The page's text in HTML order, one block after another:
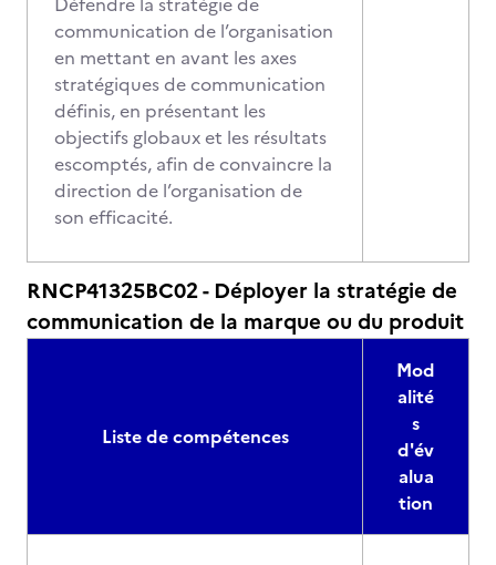
communication de l’organisation
en mettant en avant les axes
stratégiques de communication
définis, en présentant les
objectifs globaux et les résultats
escomptés, afin de convaincre la
direction de l’organisation de
son efficacité.
RNCP41325BC02 - Déployer la stratégie de
communication de la marque ou du produit
Liste de compétences
Mod
alité
s
d'év
alua
tion